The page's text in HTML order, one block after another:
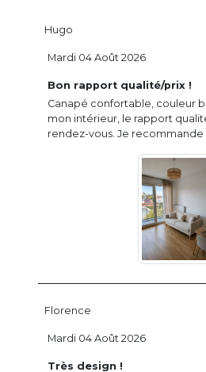
Hugo
Bon rapport qualité/prix !
Canapé confortable, couleur
mon intérieur, le rapport
rendez-vous. Je recommande
Mardi 04 Août 2026
Florence
Très design !
Mardi 04 Août 2026